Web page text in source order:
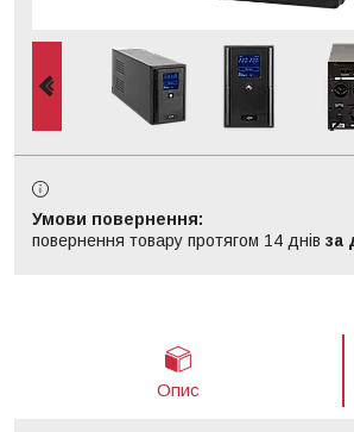
повернення товару протягом 14 днів за
Опис